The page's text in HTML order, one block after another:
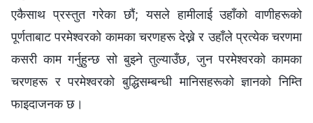
एकैसाथ प्रस्तुत गरेका छौं; यसले हामीलाई उहाँको वाणीहरूको
पूर्णताबाट परमेश्‍वरको कामका चरणहरू देख्ने र उहाँले प्रत्येक चरणमा
कसरी काम गर्नुहुन्छ सो बुझ्ने तुल्याउँछ, जुन परमेश्‍वरको कामका
चरणहरू र परमेश्‍वरको बुद्धिसम्बन्धी मानिसहरूको ज्ञानको निम्ति
फाइदाजनक छ।